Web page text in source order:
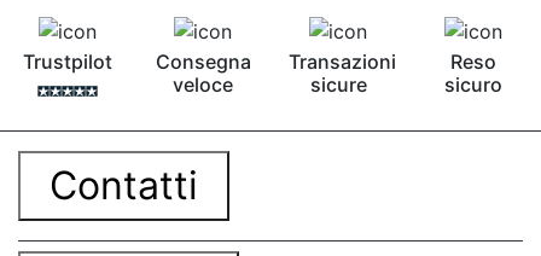
Trustpilot
Consegna
veloce
Transazioni
sicure
Reso
sicuro
Contatti